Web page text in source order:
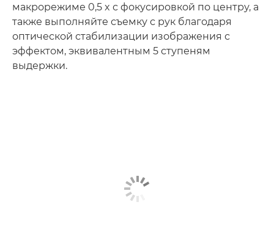
макрорежиме 0,5 x с фокусировкой по центру, а
также выполняйте съемку с рук благодаря
оптической стабилизации изображения с
эффектом, эквивалентным 5 ступеням
выдержки.